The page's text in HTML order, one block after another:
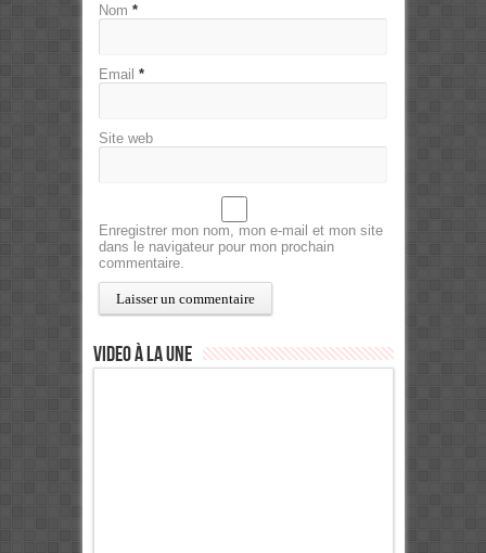
Nom *
Email *
Site web
Enregistrer mon nom, mon e-mail et mon site
dans le navigateur pour mon prochain
commentaire.
Video à la Une